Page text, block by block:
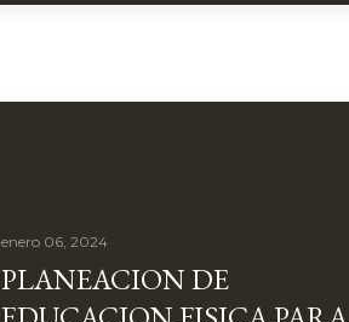
enero 06, 2024
PLANEACION DE